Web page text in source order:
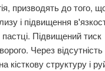
призводять до того,
і підвищення
пастці. Підвищений тиск
Через відсутність
кісткову структуру і